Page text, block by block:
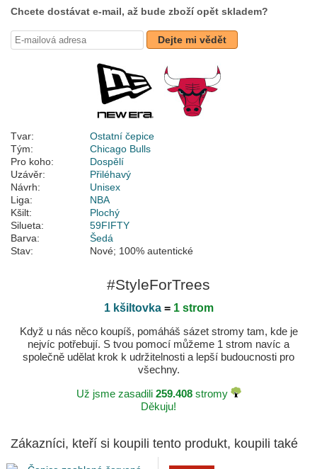
Chcete dostávat e-mail, až bude zboží opět skladem?
Dejte mi vědět
Tvar:
Ostatní čepice
Tým:
Chicago Bulls
Pro koho:
Dospělí
Uzávěr:
Přiléhavý
Návrh:
Unisex
Liga:
NBA
Kšilt:
Plochý
Silueta:
59FIFTY
Barva:
Šedá
Stav:
Nové; 100% autentické
#StyleForTrees
1 kšiltovka= 1 strom
Když u nás něco koupíš, pomáháš sázet stromy tam, kde je
nejvíc potřebují. S tvou pomocí můžeme 1 strom navíc a
společně udělat krok k udržitelnosti a lepší budoucnosti pro
všechny.
Už jsme zasadili 259.408stromy
Děkuju!
Zákazníci, kteří si koupili tento produkt, koupili také